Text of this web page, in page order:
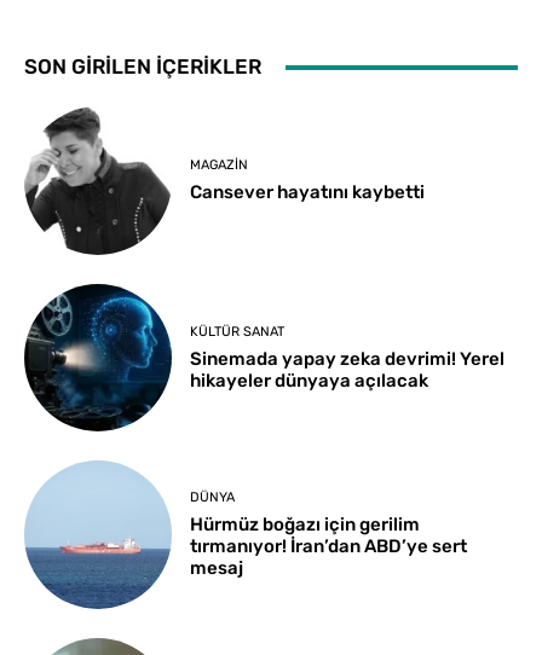
SON GİRİLEN İÇERİKLER
MAGAZIN
Cansever hayatını kaybetti
KÜLTÜR SANAT
Sinemada yapay zeka devrimi! Yerel
hikayeler dünyaya açılacak
DÜNYA
Hürmüz boğazı için gerilim
tırmanıyor! İran’dan ABD’ye sert
mesaj